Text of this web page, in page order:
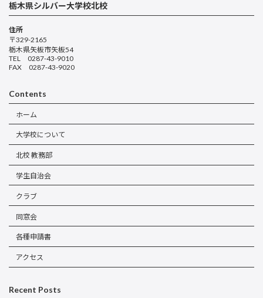
栃木県シルバー大学校北校
住所
〒329-2165
栃木県矢板市矢板54
TEL 0287-43-9010
FAX 0287-43-9020
Contents
ホーム
大学校について
北校 教務部
学生自治会
クラブ
同窓会
各種申請書
アクセス
Recent Posts